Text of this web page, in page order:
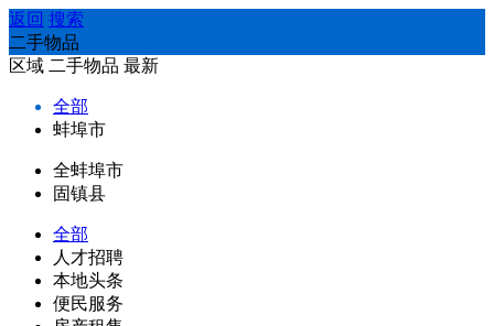
返回 搜索
二手物品
区域 二手物品 最新
全部
蚌埠市
全蚌埠市
固镇县
全部
人才招聘
本地头条
便民服务